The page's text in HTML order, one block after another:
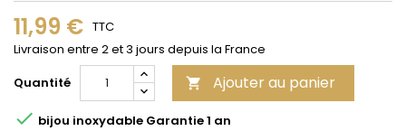
11,99 € TTC
Livraison entre 2 et 3 jours depuis la France
Quantité
 Ajouter au panier
 bijou inoxydable Garantie 1 an